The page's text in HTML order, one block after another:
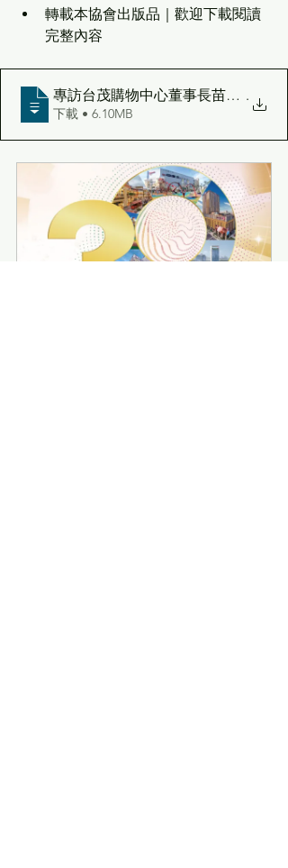
轉載本協會出版品｜歡迎下載閱讀
完整內容
專訪台茂購物中心董事長苗延梅.
下載 • 6.10MB